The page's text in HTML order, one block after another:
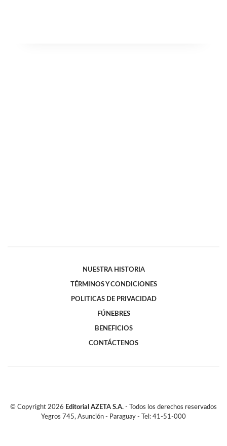
NUESTRA HISTORIA
TÉRMINOS Y CONDICIONES
POLITICAS DE PRIVACIDAD
FÚNEBRES
BENEFICIOS
CONTÁCTENOS
© Copyright 2026 Editorial AZETA S.A. - Todos los derechos reservados
Yegros 745, Asunción - Paraguay - Tel: 41-51-000